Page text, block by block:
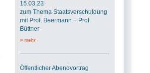
15.03.23
zum Thema Staatsverschuldung
mit Prof. Beermann + Prof.
Büttner
» mehr
Öffentlicher Abendvortrag